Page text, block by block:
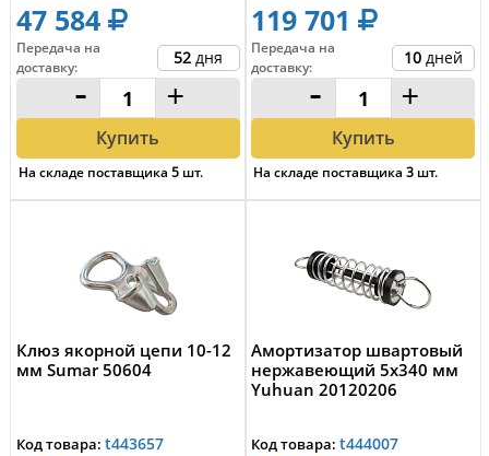
47 584
Передача на
доставку: 52 дня
- +
Купить
На складе поставщика 5 шт.
119 701
Передача на
доставку: 10 дней
- +
Купить
На складе поставщика3 шт.
Клюз якорной цепи 10-12
мм Sumar 50604
Код товара: t443657
Амортизатор швартовый
нержавеющий 5х340 мм
Yuhuan 20120206
Код товара: t444007